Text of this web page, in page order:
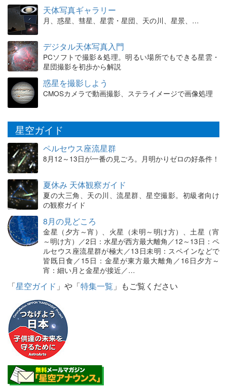
天体写真ギャラリー
月、惑星、彗星、星雲・星団、天の川、星景、…
デジタル天体写真入門
PCソフトで撮影＆処理。明るい場所でもできる星雲・
星団撮影を初歩から解説
惑星を撮影しよう
CMOSカメラで動画撮影、ステライメージで画像処理
星空ガイド
ペルセウス座流星群
8月12～13日が一番の見ごろ。月明かりゼロの好条件！
夏休み 天体観察ガイド
夏の大三角、天の川、流星群、星空撮影。初級者向け
の観察ガイド
8月の見どころ
金星（夕方～宵）、火星（未明～明け方）、土星（宵
～明け方）／2日：水星が西方最大離角／12～13日：ペ
ルセウス座流星群が極大／13日未明：スペインなどで
皆既日食／15日：金星が東方最大離角／16日夕方～
宵：細い月と金星が接近／…
「星空ガイド 」や「特集一覧 」もご覧ください